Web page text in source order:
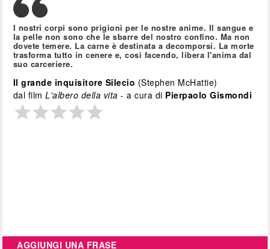
I nostri corpi sono prigioni per le nostre anime. Il sangue e
la pelle non sono che le sbarre del nostro confino. Ma non
dovete temere. La carne è destinata a decomporsi. La morte
trasforma tutto in cenere e, così facendo, libera l'anima dal
suo carceriere.
Il grande inquisitore Silecio (Stephen McHattie)
dal filmL'albero della vita - a cura di Pierpaolo Gismondi
AGGIUNGI UNA FRASE